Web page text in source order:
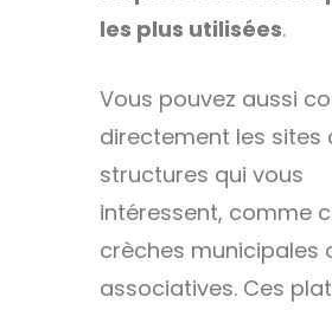
les plus utilisées.
Vous pouvez aussi
directement les sites
structures qui vous
intéressent, comme
crèches municipales
associatives. Ces